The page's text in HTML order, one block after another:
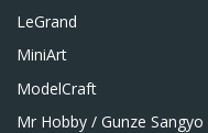
LeGrand
MiniArt
ModelCraft
Mr Hobby / Gunze Sangyo